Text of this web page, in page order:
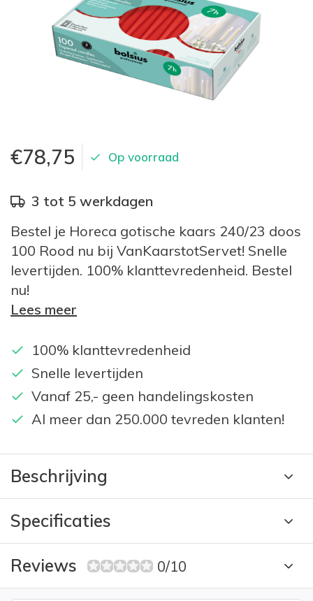
€78,75 Op voorraad
3 tot 5 werkdagen
Bestel je Horeca gotische kaars 240/23 doos
100 Rood nu bij VanKaarstotServet! Snelle
levertijden. 100% klanttevredenheid. Bestel
nu!
Lees meer
100% klanttevredenheid
Snelle levertijden
Vanaf 25,- geen handelingskosten
Al meer dan 250.000 tevreden klanten!
Beschrijving
Specificaties
Reviews 0/10